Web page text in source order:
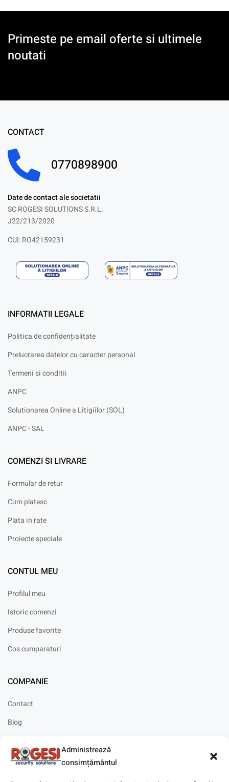
Administrează
consimțământul
Primeste pe email oferte si ultimele
noutati
CONTACT
0770898900
Date de contact ale societatii
SC ROGESI SOLUTIONS S.R.L.
J22/213/2020
CUI: RO42159231
INFORMATII LEGALE
Politica de confidențialitate
Prelucrarea datelor cu caracter personal
Termeni si conditii
ANPC
Solutionarea Online a Litigiilor (SOL)
ANPC - SAL
COMENZI SI LIVRARE
Formular de retur
Cum platesc
Plata in rate
Proiecte speciale
CONTUL MEU
Profilul meu
Istoric comenzi
Produse favorite
Cos cumparaturi
COMPANIE
Contact
Blog
Solicitare instalare